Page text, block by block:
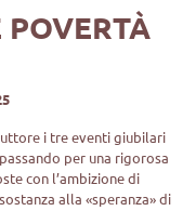
i tre eventi giubilari
per una rigorosa
con l’ambizione di
alla «speranza» di